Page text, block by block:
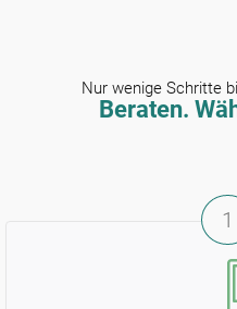
Nur wenige Schritte
Beraten.
1